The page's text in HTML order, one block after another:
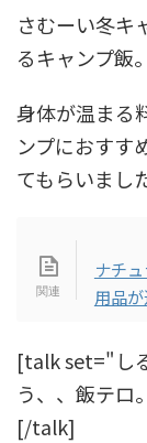
さむーい冬キ
るキャンプ飯。
身体が温まる
ンプにおすす
てもらいまし
ナチ
用品
[talk set="し
う、、飯テロ
[/talk]